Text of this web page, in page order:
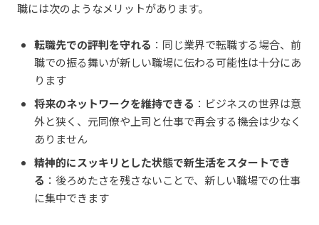
職には次のようなメリットがあります。
転職先での評判を守れる ：同じ業界で転職する場合、前
職での振る舞いが新しい職場に伝わる可能性は十分にあ
ります
将来のネットワークを維持できる ：ビジネスの世界は意
外と狭く、元同僚や上司と仕事で再会する機会は少なく
ありません
精神的にスッキリとした状態で新生活をスタートでき
る ：後ろめたさを残さないことで、新しい職場での仕事
に集中できます